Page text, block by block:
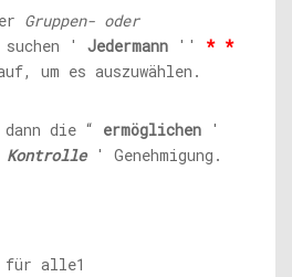
Gruppen- oder
' Jedermann '' * *
um es auszuwählen.
die “ ermöglichen '
Kontrolle ' Genehmigung.